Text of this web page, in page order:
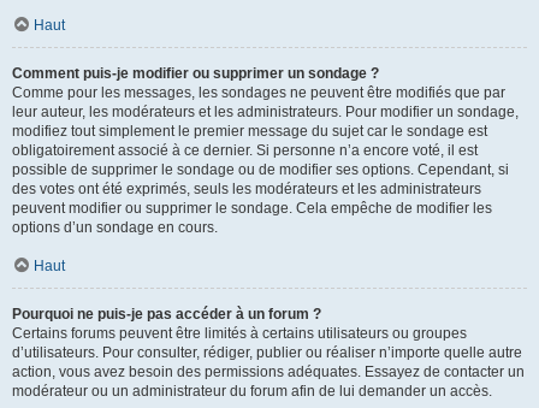
Haut
Comment puis-je modifier ou supprimer un sondage ?
Comme pour les messages, les sondages ne peuvent être modifiés que par
leur auteur, les modérateurs et les administrateurs. Pour modifier un sondage,
modifiez tout simplement le premier message du sujet car le sondage est
obligatoirement associé à ce dernier. Si personne n’a encore voté, il est
possible de supprimer le sondage ou de modifier ses options. Cependant, si
des votes ont été exprimés, seuls les modérateurs et les administrateurs
peuvent modifier ou supprimer le sondage. Cela empêche de modifier les
options d’un sondage en cours.
Haut
Pourquoi ne puis-je pas accéder à un forum ?
Certains forums peuvent être limités à certains utilisateurs ou groupes
d’utilisateurs. Pour consulter, rédiger, publier ou réaliser n’importe quelle autre
action, vous avez besoin des permissions adéquates. Essayez de contacter un
modérateur ou un administrateur du forum afin de lui demander un accès.